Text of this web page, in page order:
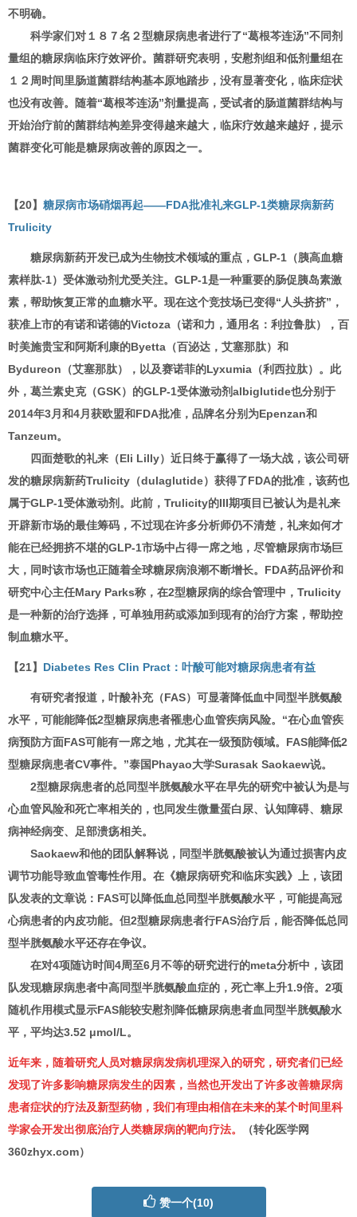
不明确。
科学家们对１８７名２型糖尿病患者进行了“葛根芩连汤”不同剂
量组的糖尿病临床疗效评价。菌群研究表明，安慰剂组和低剂量组在
１２周时间里肠道菌群结构基本原地踏步，没有显著变化，临床症状
也没有改善。随着“葛根芩连汤”剂量提高，受试者的肠道菌群结构与
开始治疗前的菌群结构差异变得越来越大，临床疗效越来越好，提示
菌群变化可能是糖尿病改善的原因之一。
【20】 糖尿病市场硝烟再起——FDA批准礼来GLP-1类糖尿病新药
Trulicity
糖尿病新药开发已成为生物技术领域的重点，GLP-1（胰高血糖
素样肽-1）受体激动剂尤受关注。GLP-1是一种重要的肠促胰岛素激
素，帮助恢复正常的血糖水平。现在这个竞技场已变得“人头挤挤”，
获准上市的有诺和诺德的Victoza（诺和力，通用名：利拉鲁肽），百
时美施贵宝和阿斯利康的Byetta（百泌达，艾塞那肽）和
Bydureon（艾塞那肽），以及赛诺菲的Lyxumia（利西拉肽）。此
外，葛兰素史克（GSK）的GLP-1受体激动剂albiglutide也分别于
2014年3月和4月获欧盟和FDA批准，品牌名分别为Epenzan和
Tanzeum。
四面楚歌的礼来（Eli Lilly）近日终于赢得了一场大战，该公司研
发的糖尿病新药Trulicity（dulaglutide）获得了FDA的批准，该药也
属于GLP-1受体激动剂。此前，Trulicity的III期项目已被认为是礼来
开辟新市场的最佳筹码，不过现在许多分析师仍不清楚，礼来如何才
能在已经拥挤不堪的GLP-1市场中占得一席之地，尽管糖尿病市场巨
大，同时该市场也正随着全球糖尿病浪潮不断增长。FDA药品评价和
研究中心主任Mary Parks称，在2型糖尿病的综合管理中，Trulicity
是一种新的治疗选择，可单独用药或添加到现有的治疗方案，帮助控
制血糖水平。
【21】 Diabetes Res Clin Pract：叶酸可能对糖尿病患者有益
有研究者报道，叶酸补充（FAS）可显著降低血中同型半胱氨酸
水平，可能能降低2型糖尿病患者罹患心血管疾病风险。“在心血管疾
病预防方面FAS可能有一席之地，尤其在一级预防领域。FAS能降低2
型糖尿病患者CV事件。”泰国Phayao大学Surasak Saokaew说。
2型糖尿病患者的总同型半胱氨酸水平在早先的研究中被认为是与
心血管风险和死亡率相关的，也同发生微量蛋白尿、认知障碍、糖尿
病神经病变、足部溃疡相关。
Saokaew和他的团队解释说，同型半胱氨酸被认为通过损害内皮
调节功能导致血管毒性作用。在《糖尿病研究和临床实践》上，该团
队发表的文章说：FAS可以降低血总同型半胱氨酸水平，可能提高冠
心病患者的内皮功能。但2型糖尿病患者行FAS治疗后，能否降低总同
型半胱氨酸水平还存在争议。
在对4项随访时间4周至6月不等的研究进行的meta分析中，该团
队发现糖尿病患者中高同型半胱氨酸血症的，死亡率上升1.9倍。2项
随机作用模式显示FAS能较安慰剂降低糖尿病患者血同型半胱氨酸水
平，平均达3.52 μmol/L。
近年来，随着研究人员对糖尿病发病机理深入的研究，研究者们已经
发现了许多影响糖尿病发生的因素，当然也开发出了许多改善糖尿病
患者症状的疗法及新型药物，我们有理由相信在未来的某个时间里科
学家会开发出彻底治疗人类糖尿病的靶向疗法。
（转化医学网
360zhyx.com）
赞一个(10)